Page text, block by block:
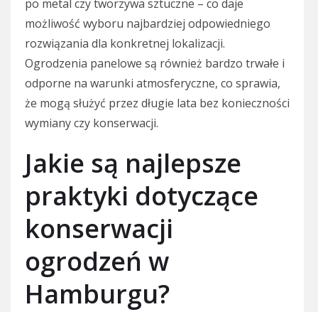
po metal czy tworzywa sztuczne – co daje
możliwość wyboru najbardziej odpowiedniego
rozwiązania dla konkretnej lokalizacji.
Ogrodzenia panelowe są również bardzo trwałe i
odporne na warunki atmosferyczne, co sprawia,
że mogą służyć przez długie lata bez konieczności
wymiany czy konserwacji.
Jakie są najlepsze
praktyki dotyczące
konserwacji
ogrodzeń w
Hamburgu?